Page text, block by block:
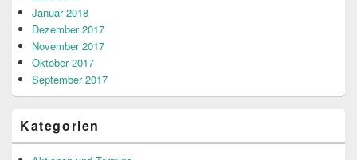
Januar 2018
Dezember 2017
November 2017
Oktober 2017
September 2017
Kategorien